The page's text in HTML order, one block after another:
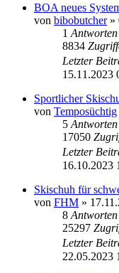
BOA neues
von bibobutcher»
1 Antworten
8834
Letzter
15.11.2023
Sportlicher
von Temposüchtig
5 Antworten
17050
Letzter
16.10.2023
Skischuh für
von FHM »
8 Antworten
25297
Letzter
22.05.2023